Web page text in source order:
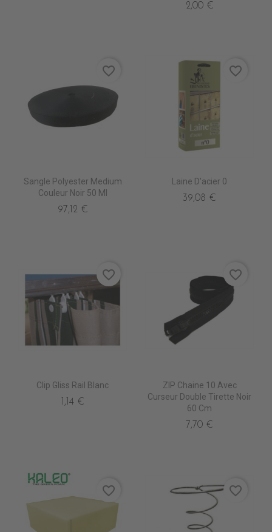
2,00 €
Sangle Polyester Medium
Couleur Noir 50 Ml
97,12 €
favorite_border
Laine D'acier 0
39,08 €
favorite_border
Clip Gliss Rail Blanc
1,14 €
favorite_border
ZIP Chaine 10 Avec
Curseur Double Tirette Noir
60 Cm
7,70 €
favorite_border
favorite_border favorite_border